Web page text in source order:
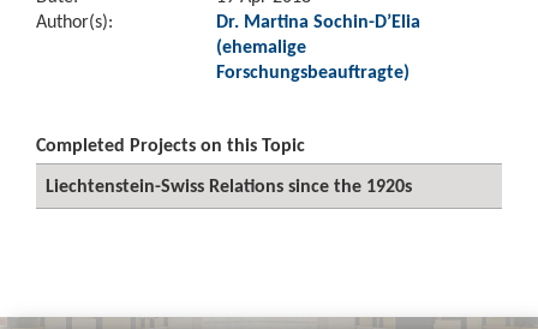
Author(s):
Dr. Martina Sochin-D’Elia
(ehemalige
Forschungsbeauftragte)
Completed Projects on this Topic
Liechtenstein-Swiss Relations since the 1920s